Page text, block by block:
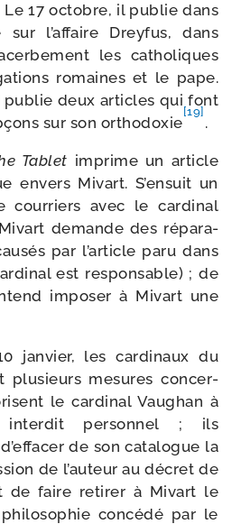
17 octobre, il publie dans
l’affaire Dreyfus, dans
les catho­liques
romaines et le pape.
publie deux articles qui font
sur son ortho­doxie
[19]
.
Tablet imprime un article
envers Mivart. S’ensuit un
cour­riers avec le car­di­nal
Mivart demande des répa­ra­
par l’article paru dans
est res­pon­sable) ; de
impo­ser à Mivart une
jan­vier, les car­di­naux du
plu­sieurs mesures concer­
le car­di­nal Vaughan à
per­son­nel ; ils
de son cata­logue la
de l’auteur au décret de
de faire reti­rer à Mivart le
concé­dé par le